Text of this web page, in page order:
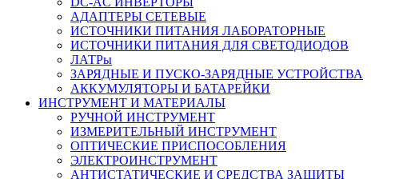
АДАПТЕРЫ СЕТЕВЫЕ
ИСТОЧНИКИ ПИТАНИЯ ЛАБОРАТОРНЫЕ
ИСТОЧНИКИ ПИТАНИЯ ДЛЯ СВЕТОДИОДОВ
ЛАТРы
ЗАРЯДНЫЕ И ПУСКО-ЗАРЯДНЫЕ УСТРОЙСТВА
АККУМУЛЯТОРЫ И БАТАРЕЙКИ
ИНСТРУМЕНТ И МАТЕРИАЛЫ
РУЧНОЙ ИНСТРУМЕНТ
ИЗМЕРИТЕЛЬНЫЙ ИНСТРУМЕНТ
ОПТИЧЕСКИЕ ПРИСПОСОБЛЕНИЯ
ЭЛЕКТРОИНСТРУМЕНТ
АНТИСТАТИЧЕСКИЕ И СРЕДСТВА ЗАЩИТЫ